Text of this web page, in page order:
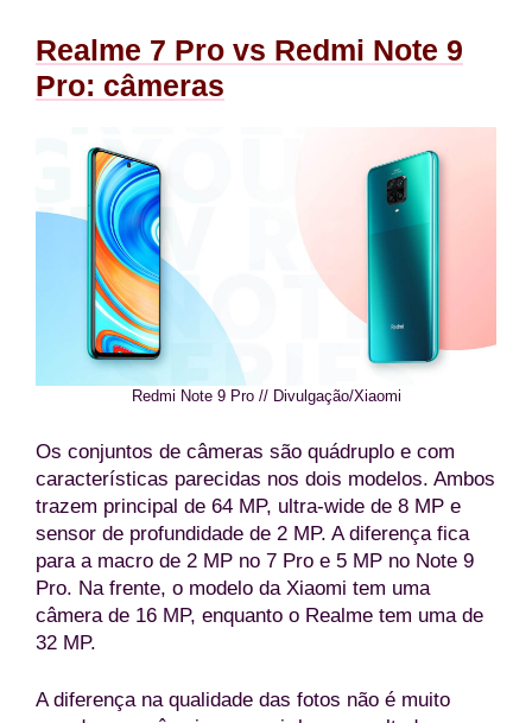
Realme 7 Pro vs Redmi Note 9
Pro: câmeras
Redmi Note 9 Pro // Divulgação/Xiaomi
Os conjuntos de câmeras são quádruplo e com
características parecidas nos dois modelos. Ambos
trazem principal de 64 MP, ultra-wide de 8 MP e
sensor de profundidade de 2 MP. A diferença fica
para a macro de 2 MP no 7 Pro e 5 MP no Note 9
Pro. Na frente, o modelo da Xiaomi tem uma
câmera de 16 MP, enquanto o Realme tem uma de
32 MP.
A diferença na qualidade das fotos não é muito